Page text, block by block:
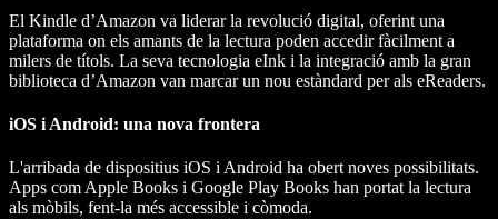
El Kindle d’Amazon va liderar la revolució digital, oferint una
plataforma on els amants de la lectura poden accedir fàcilment a
milers de títols. La seva tecnologia eInk i la integració amb la gran
biblioteca d’Amazon van marcar un nou estàndard per als eReaders.
iOS i Android: una nova frontera
L'arribada de dispositius iOS i Android ha obert noves possibilitats.
Apps com Apple Books i Google Play Books han portat la lectura
als mòbils, fent-la més accessible i còmoda.